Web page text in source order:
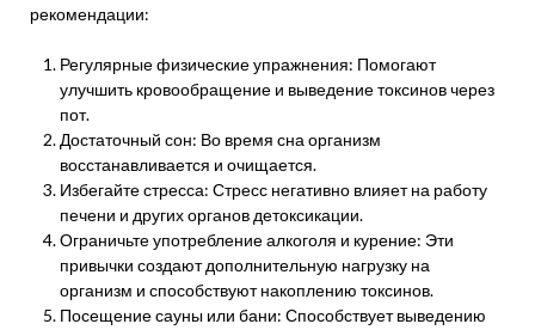
рекомендации:
Регулярные физические упражнения: Помогают
улучшить кровообращение и выведение токсинов через
пот.
Достаточный сон: Во время сна организм
восстанавливается и очищается.
Избегайте стресса: Стресс негативно влияет на работу
печени и других органов детоксикации.
Ограничьте употребление алкоголя и курение: Эти
привычки создают дополнительную нагрузку на
организм и способствуют накоплению токсинов.
Посещение сауны или бани: Способствует выведению